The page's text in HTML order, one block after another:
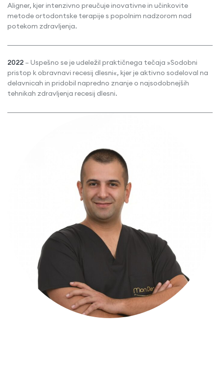
Aligner, kjer intenzivno preučuje inovativne in učinkovite
metode ortodontske terapije s popolnim nadzorom nad
potekom zdravljenja.
2022 – Uspešno se je udeležil praktičnega tečaja »Sodobni
pristop k obravnavi recesij dlesni«, kjer je aktivno sodeloval na
delavnicah in pridobil napredno znanje o najsodobnejših
tehnikah zdravljenja recesij dlesni.